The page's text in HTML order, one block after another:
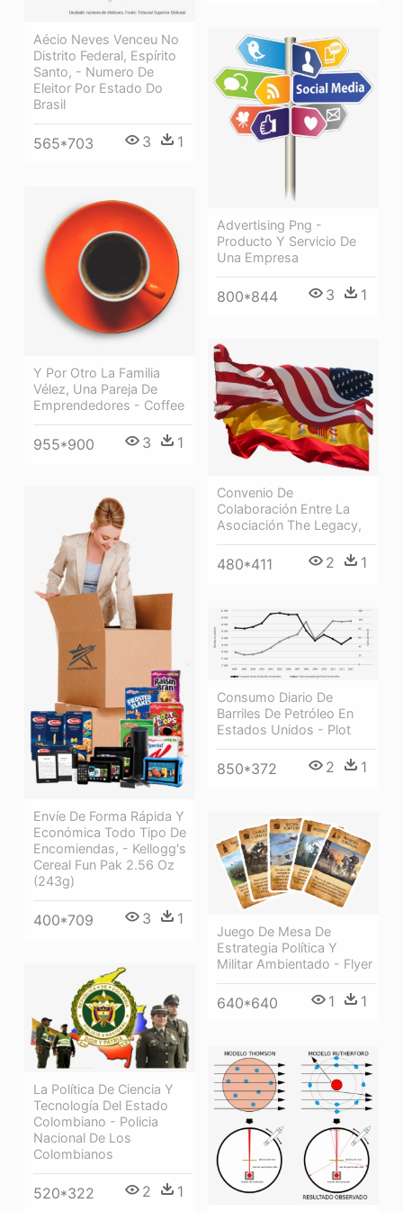
Aécio Neves Venceu No
Distrito Federal, Espírito
Santo, - Numero De
Eleitor Por Estado Do
Brasil
565*703 3 1
Advertising Png -
Producto Y Servicio De
Una Empresa
800*844 3 1
Y Por Otro La Familia
Vélez, Una Pareja De
Emprendedores - Coffee
955*900 3 1
Convenio De
Colaboración Entre La
Asociación The Legacy,
480*411 2 1
Envíe De Forma Rápida Y
Económica Todo Tipo De
Encomiendas, - Kellogg's
Cereal Fun Pak 2.56 Oz
(243g)
400*709 3 1
Consumo Diario De
Barriles De Petróleo En
Estados Unidos - Plot
850*372 2 1
Juego De Mesa De
Estrategia Política Y
Militar Ambientado - Flyer
640*640 1 1
La Política De Ciencia Y
Tecnología Del Estado
Colombiano - Policia
Nacional De Los
Colombianos
520*322 2 1